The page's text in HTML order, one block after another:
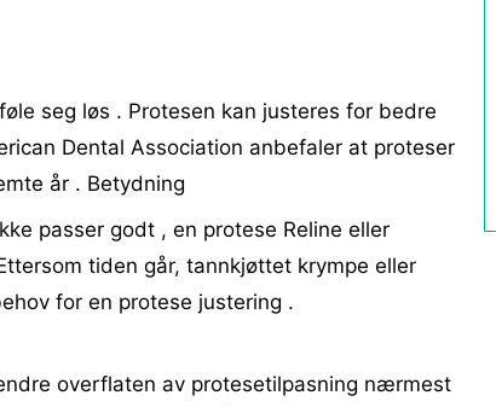
seg løs . Protesen kan justeres for bedre
Dental Association anbefaler at proteser
år . Betydning
passer godt , en protese Reline eller
tiden går, tannkjøttet krympe eller
for en protese justering .
overflaten av protesetilpasning nærmest